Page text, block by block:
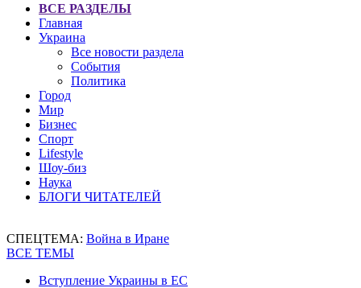
ВСЕ РАЗДЕЛЫ
Главная
Украина
Все новости раздела
События
Политика
Город
Мир
Бизнес
Спорт
Lifestyle
Шоу-биз
Наука
БЛОГИ ЧИТАТЕЛЕЙ
СПЕЦТЕМА: Война в Иране
ВСЕ ТЕМЫ
Вступление Украины в ЕС